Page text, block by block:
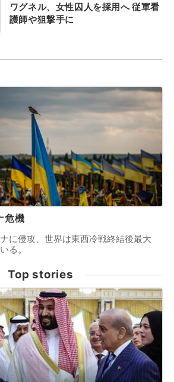
ワグネル、女性囚人を採用へ 従軍看
護師や狙撃手に
危機
に侵攻、世界は東西冷戦終結後最大
る。
Top stories